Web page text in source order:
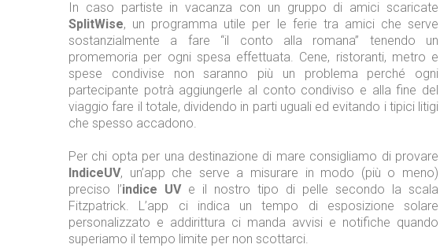
In caso partiste in vacanza con un gruppo di amici scaricate
SplitWise, un programma utile per le ferie tra amici che serve
sostanzialmente a fare “il conto alla romana” tenendo un
promemoria per ogni spesa effettuata. Cene, ristoranti, metro e
spese condivise non saranno più un problema perché ogni
partecipante potrà aggiungerle al conto condiviso e alla fine del
viaggio fare il totale, dividendo in parti uguali ed evitando i tipici litigi
che spesso accadono.
Per chi opta per una destinazione di mare consigliamo di provare
IndiceUV, un’app che serve a misurare in modo (più o meno)
preciso l’indice UVe il nostro tipo di pelle secondo la scala
Fitzpatrick. L’app ci indica un tempo di esposizione solare
personalizzato e addirittura ci manda avvisi e notifiche quando
superiamo il tempo limite per non scottarci.